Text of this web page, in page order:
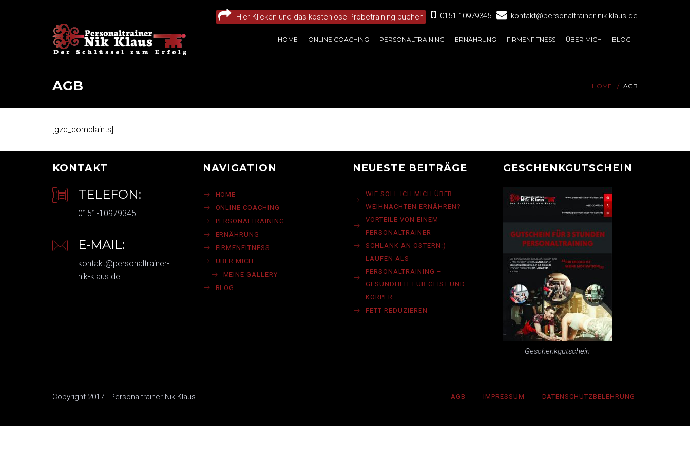
kontakt@personaltrainer-nik-klaus.de
0151-10979345
Hier Klicken und das kostenlose Probetraining buchen
HOME ONLINE COACHING PERSONALTRAINING ERNÄHRUNG FIRMENFITNESS ÜBER MICH BLOG
AGB HOME AGB
[gzd_complaints]
KONTAKT
TELEFON:
0151-10979345
E-MAIL:
kontakt@personaltrainer-
nik-klaus.de
NAVIGATION
HOME
ONLINE COACHING
PERSONALTRAINING
ERNÄHRUNG
FIRMENFITNESS
ÜBER MICH
MEINE GALLERY
BLOG
NEUESTE BEITRÄGE
WIE SOLL ICH MICH ÜBER
WEIHNACHTEN ERNÄHREN?
VORTEILE VON EINEM
PERSONALTRAINER
SCHLANK AN OSTERN:)
LAUFEN ALS
PERSONALTRAINING –
GESUNDHEIT FÜR GEIST UND
KÖRPER
FETT REDUZIEREN
GESCHENKGUTSCHEIN
Geschenkgutschein
Copyright 2017 - Personaltrainer Nik Klaus AGB IMPRESSUM DATENSCHUTZBELEHRUNG